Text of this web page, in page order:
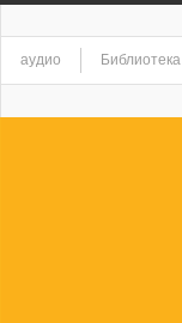
аудио Библиотека